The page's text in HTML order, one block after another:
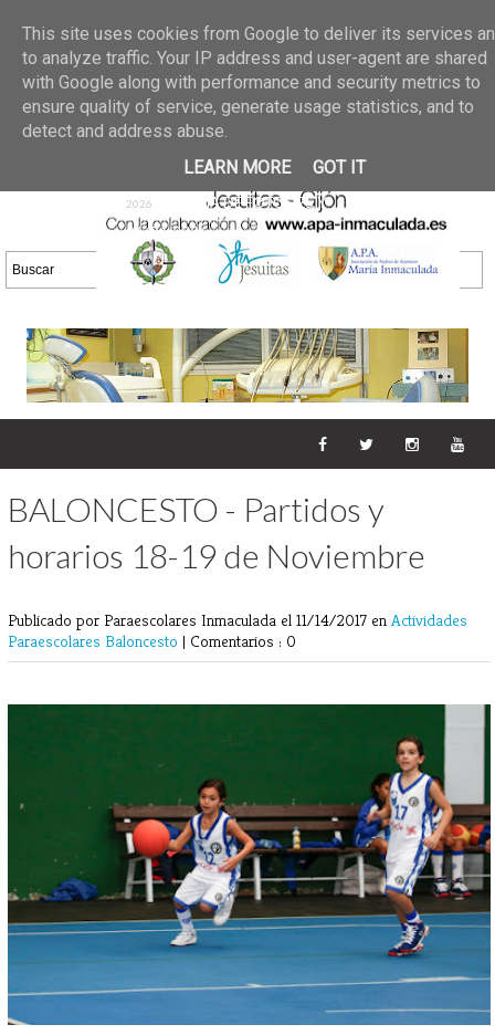
02 jun 2026
GALERIA DE FOTOS
30/05/2026
25 may 2026
GALERIA
DE FOTOS 23/05/2026
20 may
2026
GALERIA DE FOTOS
16/05/2026
DE FOTOS 09/05/2026
28 abr
2026
GALERIA DE FOTOS 25 Y
26/04/2026
BALONCESTO - Partidos y
horarios 18-19 de Noviembre
Publicado por Paraescolares Inmaculada el 11/14/2017 en Actividades
Paraescolares Baloncesto | Comentarios : 0
This site uses cookies from Google to deliver its services
to analyze traffic. Your IP address and user-agent are shared
with Google along with performance and security metrics to
ensure quality of service, generate usage statistics, and to
detect and address abuse.
LEARN MORE
GOT IT